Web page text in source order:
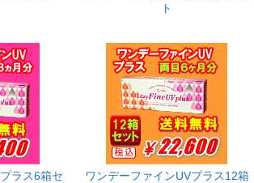
ト
ラス6箱セ
ワンデーファインUVプラス12箱